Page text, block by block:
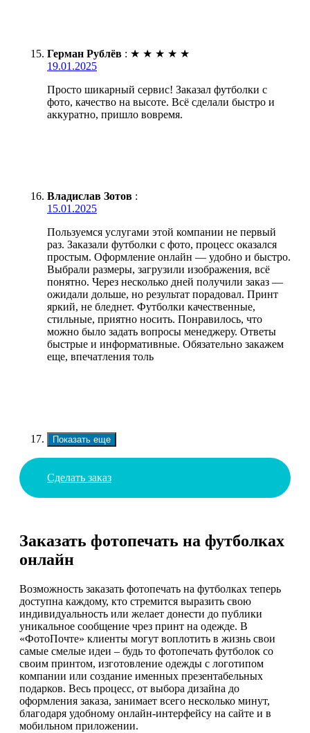
Герман Рублёв : ★ ★ ★ ★ ★
19.01.2025
Просто шикарный сервис! Заказал футболки с
фото, качество на высоте. Всё сделали быстро и
аккуратно, пришло вовремя.
Владислав Зотов :
15.01.2025
Пользуемся услугами этой компании не первый
раз. Заказали футболки с фото, процесс оказался
простым. Оформление онлайн — удобно и быстро.
Выбрали размеры, загрузили изображения, всё
понятно. Через несколько дней получили заказ —
ожидали дольше, но результат порадовал. Принт
яркий, не бледнет. Футболки качественные,
стильные, приятно носить. Понравилось, что
можно было задать вопросы менеджеру. Ответы
быстрые и информативные. Обязательно закажем
еще, впечатления толь
Показать еще
Сделать заказ
Заказать фотопечать на футболках
онлайн
Возможность заказать фотопечать на футболках теперь
доступна каждому, кто стремится выразить свою
индивидуальность или желает донести до публики
уникальное сообщение чрез принт на одежде. В
«ФотоПочте» клиенты могут воплотить в жизнь свои
самые смелые идеи – будь то фотопечать футболок со
своим принтом, изготовление одежды с логотипом
компании или создание именных презентабельных
подарков. Весь процесс, от выбора дизайна до
оформления заказа, занимает всего несколько минут,
благодаря удобному онлайн-интерфейсу на сайте и в
мобильном приложении.